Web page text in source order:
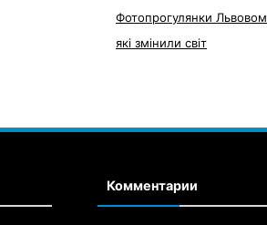
Фотопрогулянки Львовом
які змінили світ
Комментарии